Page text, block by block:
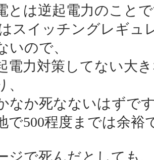
とは逆起電力のこと
スイッチングレギュ
いので、
電力対策してない大
、
なか死なないはずで
で500程度までは余裕
ジで死んだとしても、